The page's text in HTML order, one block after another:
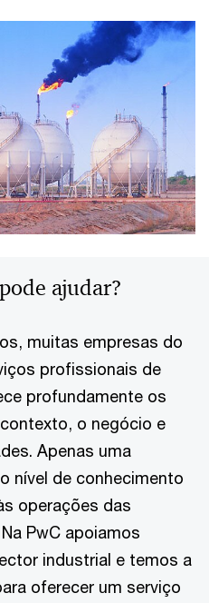
ajudar?
muitas empresas do
profissionais de
profundamente os
o negócio e
Apenas uma
nível de conhecimento
operações das
PwC apoiamos
industrial e temos a
oferecer um serviço